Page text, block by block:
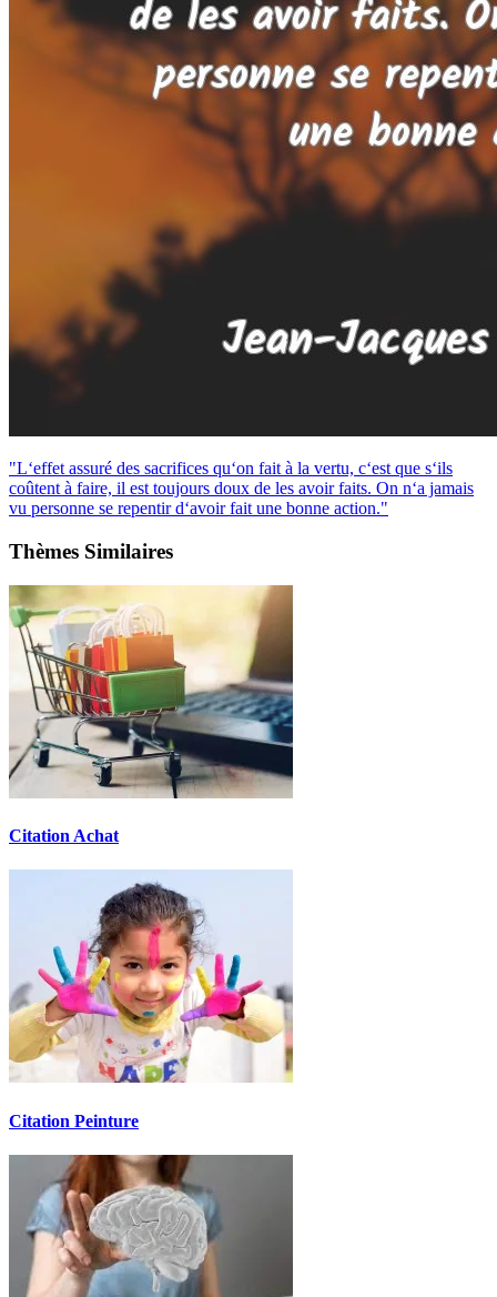
"L‘effet assuré des sacrifices qu‘on fait à la vertu, c‘est que s‘ils
coûtent à faire, il est toujours doux de les avoir faits. On n‘a jamais
vu personne se repentir d‘avoir fait une bonne action."
Thèmes Similaires
Citation Achat
Citation Peinture